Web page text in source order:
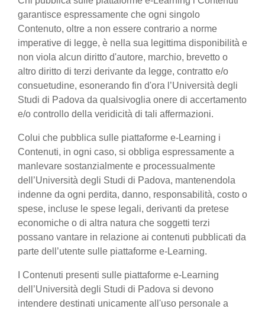
garantisce espressamente che ogni singolo
Contenuto, oltre a non essere contrario a norme
imperative di legge, è nella sua legittima disponibilità e
non viola alcun diritto d'autore, marchio, brevetto o
altro diritto di terzi derivante da legge, contratto e/o
consuetudine, esonerando fin d'ora l’Università degli
Studi di Padova da qualsivoglia onere di accertamento
e/o controllo della veridicità di tali affermazioni.
Colui che pubblica sulle piattaforme e-Learning i
Contenuti, in ogni caso, si obbliga espressamente a
manlevare sostanzialmente e processualmente
dell’Università degli Studi di Padova, mantenendola
indenne da ogni perdita, danno, responsabilità, costo o
spese, incluse le spese legali, derivanti da pretese
economiche o di altra natura che soggetti terzi
possano vantare in relazione ai contenuti pubblicati da
parte dell’utente sulle piattaforme e-Learning.
I Contenuti presenti sulle piattaforme e-Learning
dell’Università degli Studi di Padova si devono
intendere destinati unicamente all'uso personale a